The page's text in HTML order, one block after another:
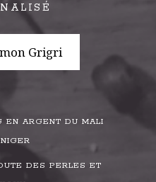
Grigri
EN ARGENT DU MALI
DES PERLES ET